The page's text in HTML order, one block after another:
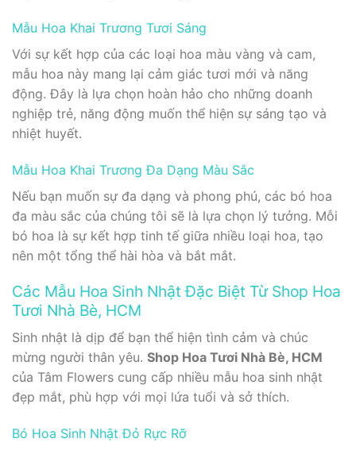
Mẫu Hoa Khai Trương Tươi Sáng
Với sự kết hợp của các loại hoa màu vàng và cam,
mẫu hoa này mang lại cảm giác tươi mới và năng
động. Đây là lựa chọn hoàn hảo cho những doanh
nghiệp trẻ, năng động muốn thể hiện sự sáng tạo và
nhiệt huyết.
Mẫu Hoa Khai Trương Đa Dạng Màu Sắc
Nếu bạn muốn sự đa dạng và phong phú, các bó hoa
đa màu sắc của chúng tôi sẽ là lựa chọn lý tưởng. Mỗi
bó hoa là sự kết hợp tinh tế giữa nhiều loại hoa, tạo
nên một tổng thể hài hòa và bắt mắt.
Các Mẫu Hoa Sinh Nhật Đặc Biệt Từ Shop Hoa
Tươi Nhà Bè, HCM
Sinh nhật là dịp để bạn thể hiện tình cảm và chúc
mừng người thân yêu. Shop Hoa Tươi Nhà Bè, HCM
của Tâm Flowers cung cấp nhiều mẫu hoa sinh nhật
đẹp mắt, phù hợp với mọi lứa tuổi và sở thích.
Bó Hoa Sinh Nhật Đỏ Rực Rỡ